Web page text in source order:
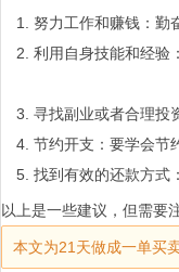
努力工作和赚钱：勤
利用自身技能和经验
寻找副业或者合理投
节约开支：要学会节
找到有效的还款方式
以上是一些建议，但需要
本文为21天做成一单买